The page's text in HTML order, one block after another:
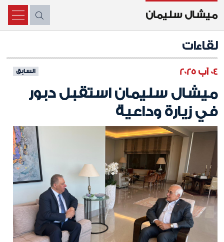
ميشال سليمان X
لقاءات
04 آب 2025 السابق
ميشال سليمان استقبل دبور
في زيارة وداعية